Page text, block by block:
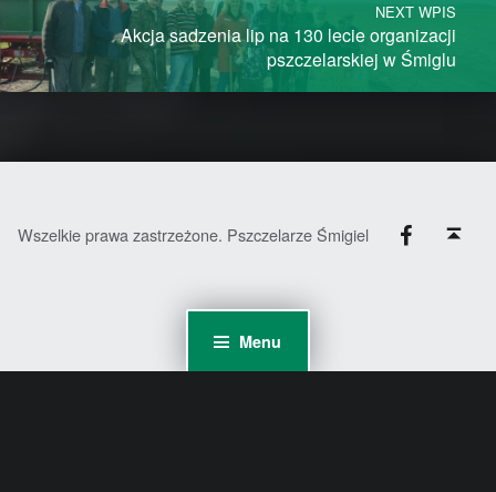
Menu
NEXT WPIS
Akcja sadzenia lip na 130 lecie organizacji
pszczelarskiej w Śmiglu
Wszelkie prawa zastrzeżone. Pszczelarze Śmigiel